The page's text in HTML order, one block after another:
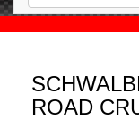
ROAD